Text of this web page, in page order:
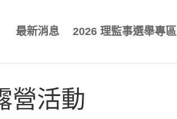
最新消息 2026 理監事選舉專區
營活動